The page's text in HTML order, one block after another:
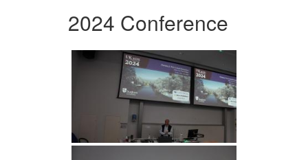
2024 Conference